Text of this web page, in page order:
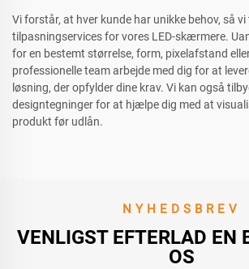
Vi forstår, at hver kunde har unikke behov, så
tilpasningservices for vores LED-skærmere.
for en bestemt størrelse, form, pixelafstand
professionelle team arbejde med dig for at
løsning, der opfylder dine krav. Vi kan også
designtegninger for at hjælpe dig med at
produkt før udlån.
NYHEDSBREV
VENLIGST EFTERLAD EN
OS